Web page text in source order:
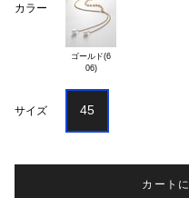
カラー
ゴールド(6
06)
サイズ 45
カート